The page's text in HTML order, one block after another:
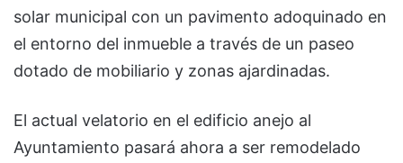
solar municipal con un pavimento adoquinado en
el entorno del inmueble a través de un paseo
dotado de mobiliario y zonas ajardinadas.
El actual velatorio en el edificio anejo al
Ayuntamiento pasará ahora a ser remodelado